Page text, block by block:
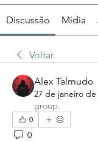
Discussão Mídia
Voltar
Alex Talmudo
27 de janeiro de
group.
0
0